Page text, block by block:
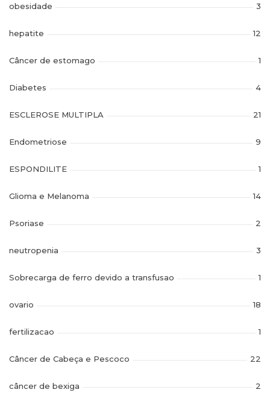
obesidade 3
hepatite 12
Câncer de estomago 1
Diabetes 4
ESCLEROSE MULTIPLA 21
Endometriose 9
ESPONDILITE 1
Glioma e Melanoma 14
Psoriase 2
neutropenia 3
Sobrecarga de ferro devido a transfusao 1
ovario 18
fertilizacao 1
Câncer de Cabeça e Pescoco 22
câncer de bexiga 2